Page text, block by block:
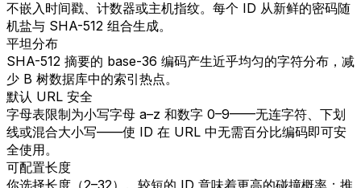
不嵌入时间戳、计数器或主机指纹。每个 ID 从新鲜的密码随
机盐与 SHA-512 组合生成。
平坦分布
SHA-512 摘要的 base-36 编码产生近乎均匀的字符分布，减
少 B 树数据库中的索引热点。
默认 URL 安全
字母表限制为小写字母 a–z 和数字 0–9——无连字符、下划
线或混合大小写——使 ID 在 URL 中无需百分比编码即可安
全使用。
可配置长度